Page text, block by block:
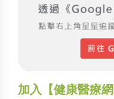
加入【健康醫療